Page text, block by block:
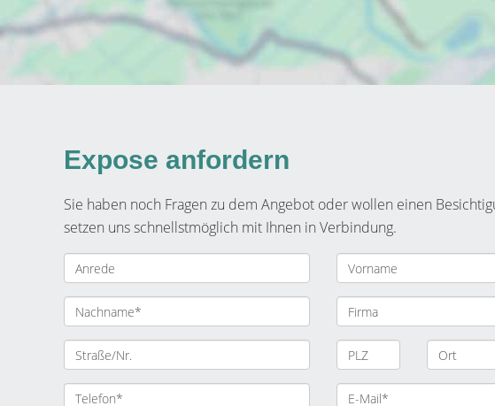
Expose anfordern
Sie haben noch Fragen zu dem Angebot oder wollen einen
setzen uns schnellstmöglich mit Ihnen in Verbindung.